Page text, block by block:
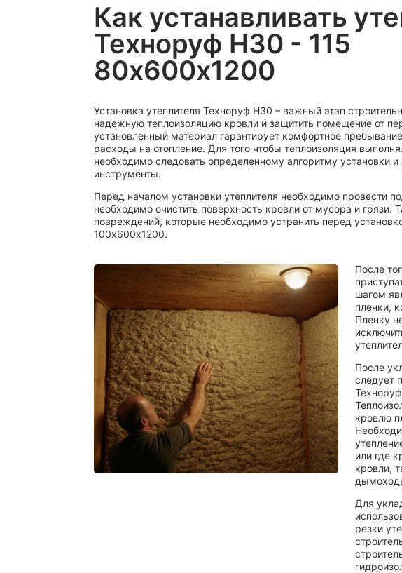
Как устанавливать
Техноруф Н30 - 115
80х600х1200
Установка утеплителя Техноруф Н30 – важный этап
надежную теплоизоляцию кровли и защитить помещение от
установленный материал гарантирует комфортное
расходы на отопление. Для того чтобы теплоизоляция
необходимо следовать определенному алгоритму установки
инструменты.
Перед началом установки утеплителя необходимо провести
необходимо очистить поверхность кровли от мусора и
повреждений, которые необходимо устранить перед
100х600х1200.
После
шагом
пленки,
Пленку
После
следует
кровлю
или где
кровли,
Для
резки